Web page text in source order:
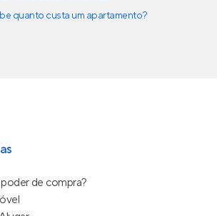
quanto custa um apartamento?
de compra?